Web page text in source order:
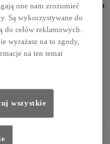
osobowych Toyoty, co zapewniło
autem była Corolla. W Top
się aż pięć modeli Toyoty.
kwartałach 2023 roku
ile konkurenci z drugiej i trzeciej
procentowy wzrost. Dzięki
jest wzrostem o 1,6 p.p.
one nam zrozumieć
Są wykorzystywane do
do celów reklamowych.
wyrażasz na to zgody,
na ten temat
wszystkie